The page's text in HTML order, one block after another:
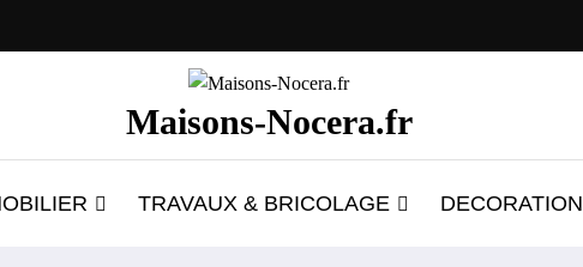
Maisons-Nocera.fr
TRAVAUX & BRICOLAGE DECORATION